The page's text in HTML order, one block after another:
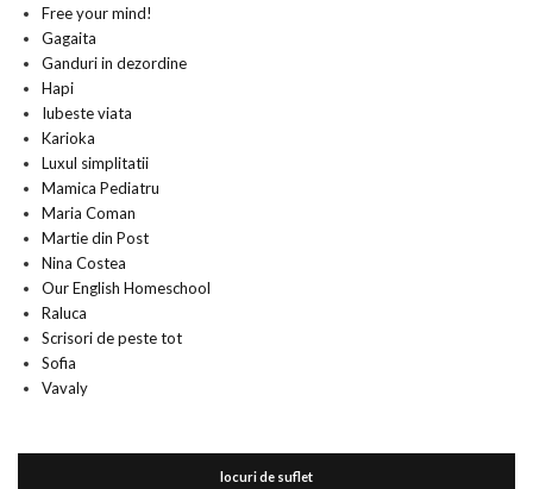
Free your mind!
Gagaita
Ganduri in dezordine
Hapi
Iubeste viata
Karioka
Luxul simplitatii
Mamica Pediatru
Maria Coman
Martie din Post
Nina Costea
Our English Homeschool
Raluca
Scrisori de peste tot
Sofia
Vavaly
locuri de suflet